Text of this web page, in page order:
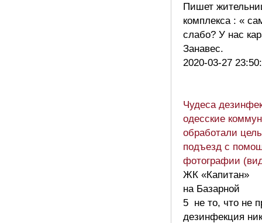
Пишет
комплекса : «
слабо? У нас
Занавес.
2020-03-27
Чудеса
одесские
обработали
подъезд с
фотографии
ЖК «Капитан»
на Базарной
5 не то, что не
дезинфекция